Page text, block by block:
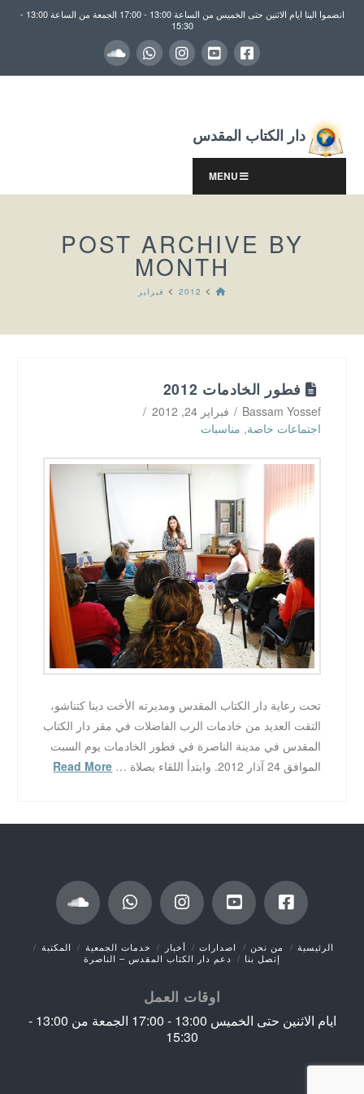
انضموا الينا ايام الاثنين حتى الخميس من الساعة 13:00 - 17:00 الجمعة من الساعة 13:00 -
15:30
دار الكتاب المقدس
MENU
POST ARCHIVE BY
MONTH
HOME
2012 فبراير
فطور الخادمات 2012
Bassam Yossef
فبراير 24, 2012
اجتماعات خاصة, مناسبات
تحت رعاية دار الكتاب المقدس ومديرته الأخت دينا كتناشو،
التقت العديد من خادمات الرب الفاضلات في مقر دار الكتاب
المقدس في مدينة الناصرة في فطور الخادمات يوم السبت
الموافق 24 آذار 2012. وابتدأ اللقاء بصلاة …
Read More
الرئيسية من نحن اصدارات أخبار خدمات الجمعية
المكتبة
إتصل بنا
دعم دار الكتاب المقدس – الناصرة
اوقات العمل
ايام الاثنين حتى الخميس 13:00 - 17:00 الجمعة من 13:00 -
15:30